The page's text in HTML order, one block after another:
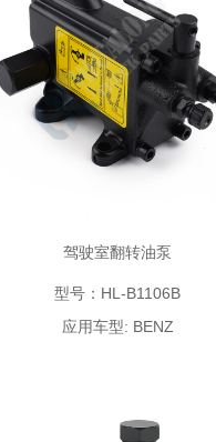
驾驶室翻转油泵
型号：HL-B1106B
应用车型: BENZ